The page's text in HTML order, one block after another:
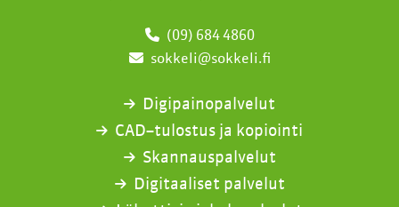
(09) 684 4860
sokkeli@sokkeli.fi
Digipainopalvelut
CAD–tulostus ja kopiointi
Skannauspalvelut
Digitaaliset palvelut